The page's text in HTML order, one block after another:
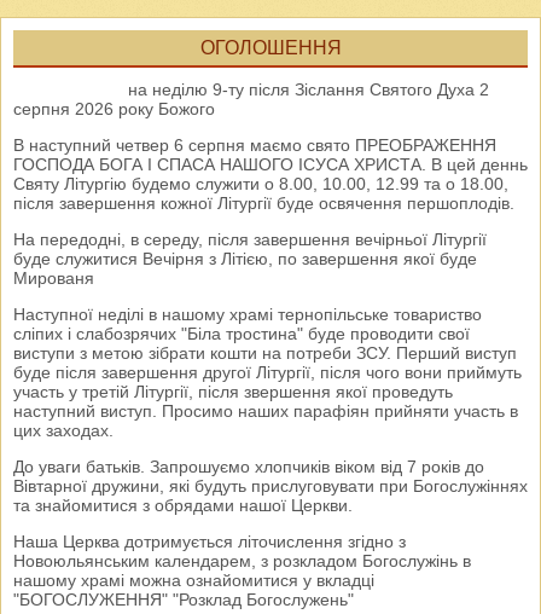
ОГОЛОШЕННЯ
на неділю 9-ту після Зіслання Святого Духа 2
серпня 2026 року Божого
В наступний четвер 6 серпня маємо свято ПРЕОБРАЖЕННЯ
ГОСПОДА БОГА І СПАСА НАШОГО ІСУСА ХРИСТА. В цей деннь
Святу Літургію будемо служити о 8.00, 10.00, 12.99 та о 18.00,
після завершення кожної Літургії буде освячення першоплодів.
На передодні, в середу, після завершення вечірньої Літургії
буде служитися Вечірня з Літією, по завершення якої буде
Мированя
Наступної неділі в нашому храмі тернопільське товариство
сліпих і слабозрячих "Біла тростина" буде проводити свої
виступи з метою зібрати кошти на потреби ЗСУ. Перший виступ
буде після завершення другої Літургії, після чого вони приймуть
участь у третій Літургії, після звершення якої проведуть
наступний виступ. Просимо наших парафіян прийняти участь в
цих заходах.
До уваги батьків. Запрошуємо хлопчиків віком від 7 років до
Вівтарної дружини, які будуть прислуговувати при Богослужіннях
та знайомитися з обрядами нашої Церкви.
Наша Церква дотримується літочислення згідно з
Новоюльянським календарем, з розкладом Богослужінь в
нашому храмі можна ознайомитися у вкладці
"БОГОСЛУЖЕННЯ" "Розклад Богослужень"